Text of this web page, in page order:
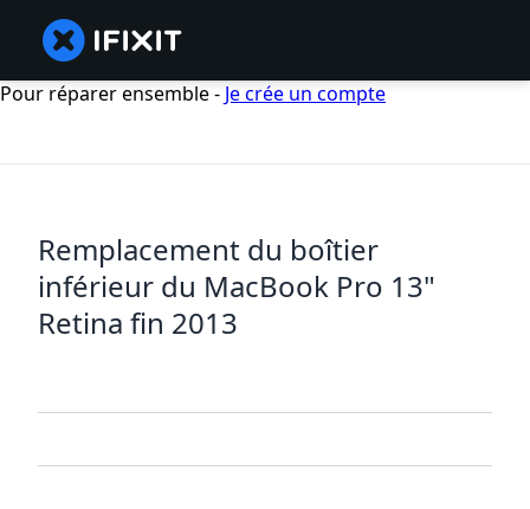
Pour réparer ensemble - Je crée un compte
Remplacement du boîtier
inférieur du MacBook Pro 13"
Retina fin 2013